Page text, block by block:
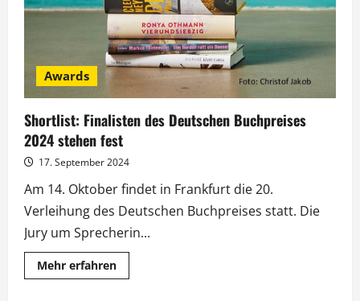
Awards
Shortlist: Finalisten des Deutschen Buchpreises
2024 stehen fest
17. September 2024
Am 14. Oktober findet in Frankfurt die 20.
Verleihung des Deutschen Buchpreises statt. Die
Jury um Sprecherin...
Mehr erfahrenMehr
Informationen